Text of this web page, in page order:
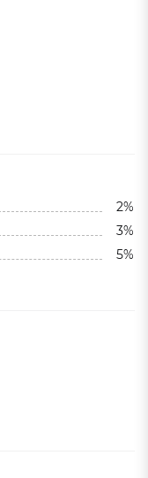
2%
3%
5%